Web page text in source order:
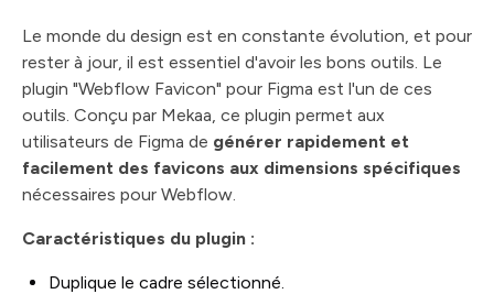
Le monde du design est en constante évolution, et pour
rester à jour, il est essentiel d'avoir les bons outils. Le
plugin "Webflow Favicon" pour Figma est l'un de ces
outils. Conçu par Mekaa, ce plugin permet aux
utilisateurs de Figma de générer rapidement et
facilement des favicons aux dimensions spécifiques
nécessaires pour Webflow.
Caractéristiques du plugin :
Duplique le cadre sélectionné.